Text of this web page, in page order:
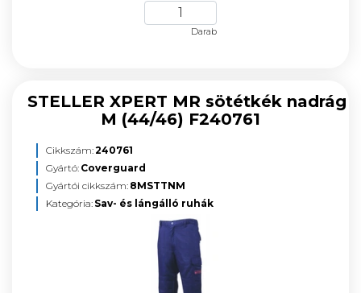
Darab
STELLER XPERT MR sötétkék nadrág
M (44/46) F240761
Cikkszám:240761
Gyártó: Coverguard
Gyártói cikkszám: 8MSTTNM
Kategória: Sav- és lángálló ruhák